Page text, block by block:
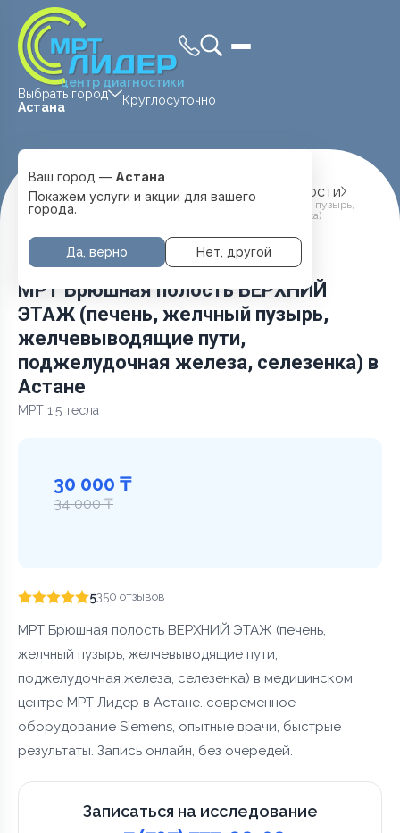
центр диагностики
Выбрать город
Астана
Круглосуточно
Ваш город — Астана
Покажем услуги и акции для вашего
города.
Да, верно Нет, другой
Главная Услуги и цены МРТ Брюшной полости
МРТ Брюшная полость ВЕРХНИЙ ЭТАЖ (печень, желчный пузырь,
желчевыводящие пути, поджелудочная железа, селезенка)
МРТ Брюшная полость ВЕРХНИЙ
ЭТАЖ (печень, желчный пузырь,
желчевыводящие пути,
поджелудочная железа, селезенка) в
Астане
МРТ 1.5 тесла
30 000 ₸
34 000 ₸
5350 отзывов
МРТ Брюшная полость ВЕРХНИЙ ЭТАЖ (печень,
желчный пузырь, желчевыводящие пути,
поджелудочная железа, селезенка) в медицинском
центре МРТ Лидер в Астане. современное
оборудование Siemens, опытные врачи, быстрые
результаты. Запись онлайн, без очередей.
Записаться на исследование